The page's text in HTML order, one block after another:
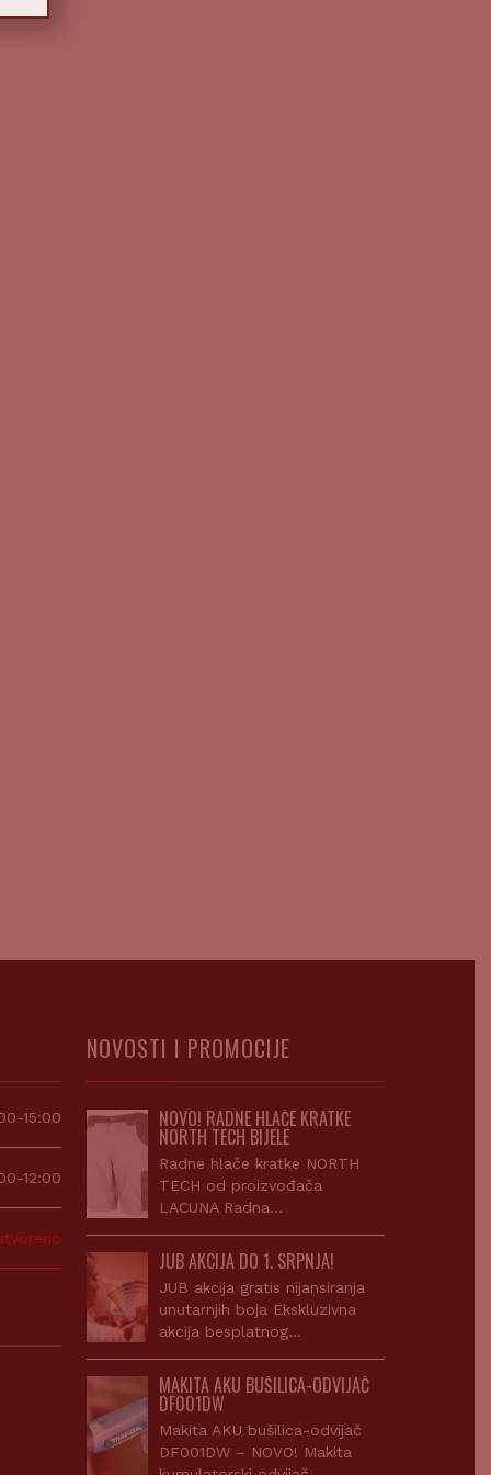
15:00
12:00
NOVOSTI I PROMOCIJE
NOVO! RADNE HLAČE KRATKE
NORTH TECH BIJELE
Radne hlače kratke NORTH
TECH od proizvođača
LACUNA Radna…
JUB AKCIJA DO 1. SRPNJA!
JUB akcija gratis nijansiranja
unutarnjih boja Ekskluzivna
akcija besplatnog…
MAKITA AKU BUŠILICA-ODVIJAČ
DF001DW
Makita AKU bušilica-odvijač
DF001DW – NOVO! Makita